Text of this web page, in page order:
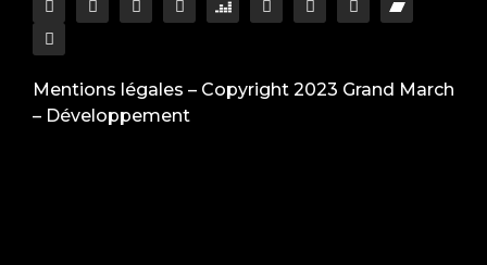
Mentions légales – Copyright 2023 Grand March
– Développement